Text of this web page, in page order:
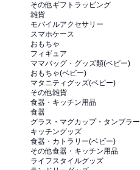
その他ギフトラッピング
雑貨
モバイルアクセサリー
スマホケース
おもちゃ
フィギュア
ママバッグ・グッズ類(ベビー)
おもちゃ(ベビー)
マタニティグッズ(ベビー)
その他雑貨
食器・キッチン用品
食器
グラス・マグカップ・タンブラー
キッチングッズ
食器・カトラリー(ベビー)
その他食器・キッチン用品
ライフスタイルグッズ